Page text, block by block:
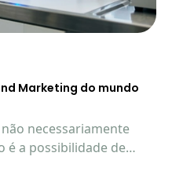
Marketing do mundo
necessariamente
é a possibilidade de